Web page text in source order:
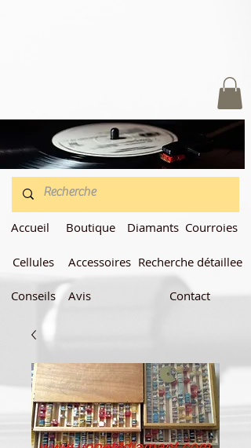
Accueil
Cellules
Conseils
Boutique
Accessoires
Avis
Diamants Courroies
Recherche détaillee
Contact